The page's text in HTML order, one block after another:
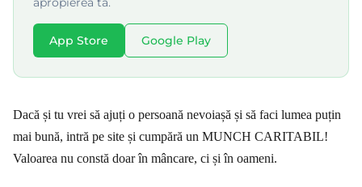
App Store Google Play
Dacă și tu vrei să ajuți o persoană nevoiașă și să faci lumea puțin
mai bună, intră pe site și cumpără un MUNCH CARITABIL!
Valoarea nu constă doar în mâncare, ci și în oameni.